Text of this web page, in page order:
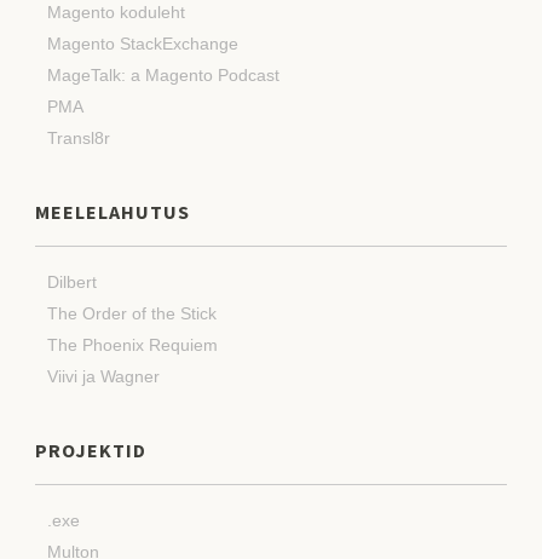
Magento koduleht
Magento StackExchange
MageTalk: a Magento Podcast
PMA
Transl8r
MEELELAHUTUS
Dilbert
The Order of the Stick
The Phoenix Requiem
Viivi ja Wagner
PROJEKTID
.exe
Multon